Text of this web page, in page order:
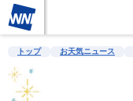
雨雲レーダー 台風情報
トップ お天気ニュース